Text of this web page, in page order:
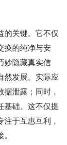
的关键。它不仅
换的纯净与安
妙隐藏真实信
然发展。实际应
泄露；同时，
基础。这不仅提
于互惠互利，